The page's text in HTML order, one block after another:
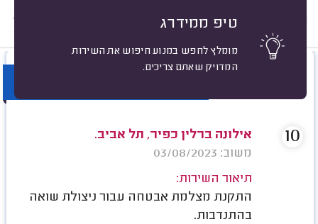
טיפ ממידרג
מומלץ לחפש במנוע חיפוש את השירות
המדויק שאתם צריכים.
לפי סוגי התקנות
אילונה ברלין כפיר, תל אביב.
משוב: 03/08/2023
תיאור השירות:
התקנת מצלמת אבטחה עבור ניצולת שואה
בהתנדבות.
10